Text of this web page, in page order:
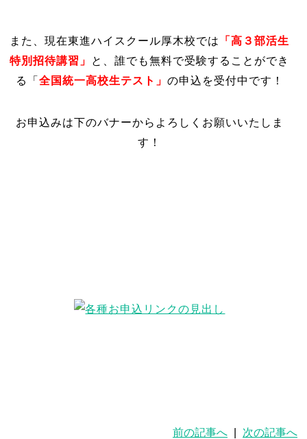
また、現在東進ハイスクール厚木校では 「高３部活生
特別招待講習」 と、誰でも無料で受験することができ
る「全国統一高校生テスト」 の申込を受付中です！
お申込みは下のバナーからよろしくお願いいたしま
す！
前の記事へ 次の記事へ